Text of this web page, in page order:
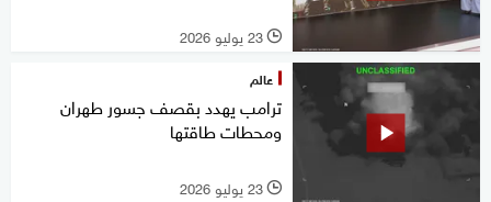
l 23 يوليو 2026
عالم
ترامب يهدد بقصف جسور طهران
ومحطات طاقتها
l 23 يوليو 2026